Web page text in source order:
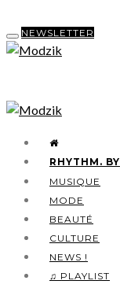
NEWSLETTER
RHYTHM. BY
MUSIQUE
MODE
BEAUTÉ
CULTURE
NEWS !
♫ PLAYLIST